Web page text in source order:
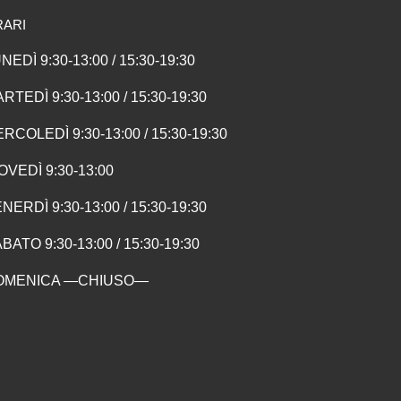
9:30-13:00 / 15:30-19:30
9:30-13:00 / 15:30-19:30
9:30-13:00 / 15:30-19:30
9:30-13:00
9:30-13:00 / 15:30-19:30
9:30-13:00 / 15:30-19:30
—CHIUSO—